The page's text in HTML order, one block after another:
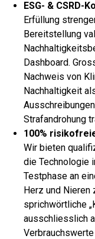
ESG- &
Erfüllung
Bereitstellung
Dashboard.
Nachweis von
Nachhaltigkeit
Strafandrohung
100%
Wir bieten
die Technologie
Testphase an
Herz und Nieren
sprichwörtliche
ausschliesslich